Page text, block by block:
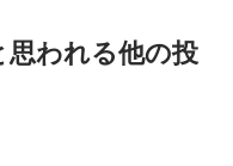
われる他の投